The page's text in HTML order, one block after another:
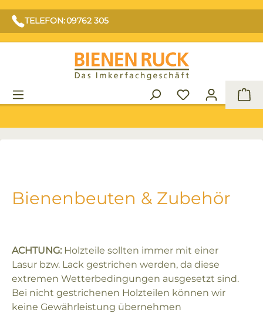
TELEFON: 09762 305
Bienenbeuten & Zubehör
ACHTUNG: Holzteile sollten immer mit einer
Lasur bzw. Lack gestrichen werden, da diese
extremen Wetterbedingungen ausgesetzt sind.
Bei nicht gestrichenen Holzteilen können wir
keine Gewährleistung übernehmen